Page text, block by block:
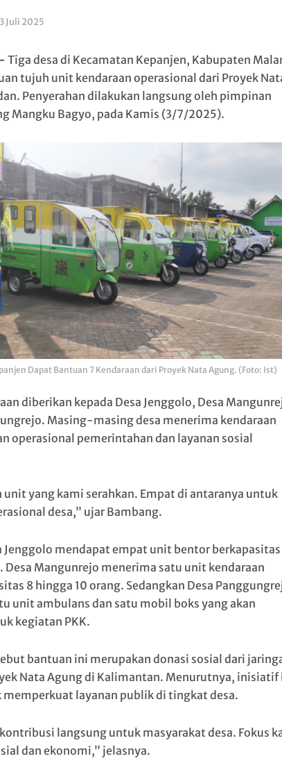
3 Juli 2025
Tiga desa di Kecamatan Kepanjen, Kabupaten
tujuh unit kendaraan operasional dari Proyek
Penyerahan dilakukan langsung oleh pimpinan
Mangku Bagyo, pada Kamis (3/7/2025).
Dapat Bantuan 7 Kendaraan dari Proyek Nata Agung. (Foto: Ist)
diberikan kepada Desa Jenggolo, Desa
Masing-masing desa menerima kendaraan
operasional pemerintahan dan layanan sosial
unit yang kami serahkan. Empat di antaranya untuk
desa,” ujar Bambang.
Jenggolo mendapat empat unit bentor berkapasitas
Desa Mangunrejo menerima satu unit kendaraan
8 hingga 10 orang. Sedangkan Desa
unit ambulans dan satu mobil boks yang akan
kegiatan PKK.
bantuan ini merupakan donasi sosial dari
Nata Agung di Kalimantan. Menurutnya, inisiatif
layanan publik di tingkat desa.
langsung untuk masyarakat desa. Fokus
dan ekonomi,” jelasnya.